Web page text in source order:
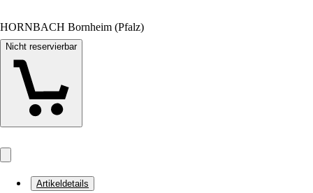
HORNBACH Bornheim (Pfalz)
Nicht reservierbar
Artikeldetails